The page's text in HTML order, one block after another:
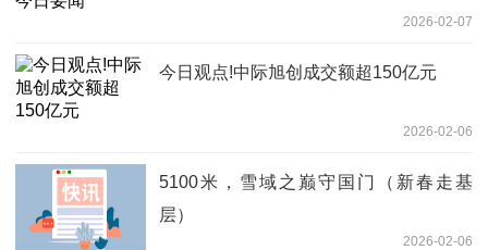
2026-02-07
今日观点!中际旭创成交额超150亿元
2026-02-06
5100米，雪域之巅守国门（新春走基
层）
2026-02-06